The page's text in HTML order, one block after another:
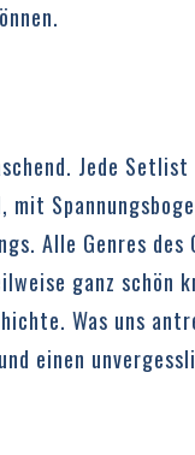
Jede Setlist
Alle Genres
ganz schön
Was uns
einen